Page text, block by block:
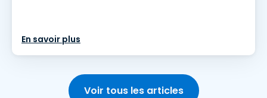
En savoir plus
Voir tous les articles